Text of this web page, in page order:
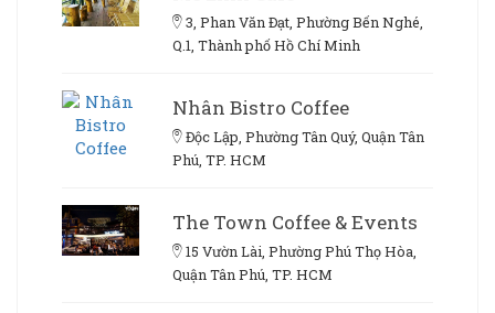
3, Phan Văn Đạt, Phường Bến Nghé,
Q.1, Thành phố Hồ Chí Minh
Nhân Bistro Coffee
Độc Lập, Phường Tân Quý, Quận Tân
Phú, TP. HCM
The Town Coffee & Events
15 Vườn Lài, Phường Phú Thọ Hòa,
Quận Tân Phú, TP. HCM